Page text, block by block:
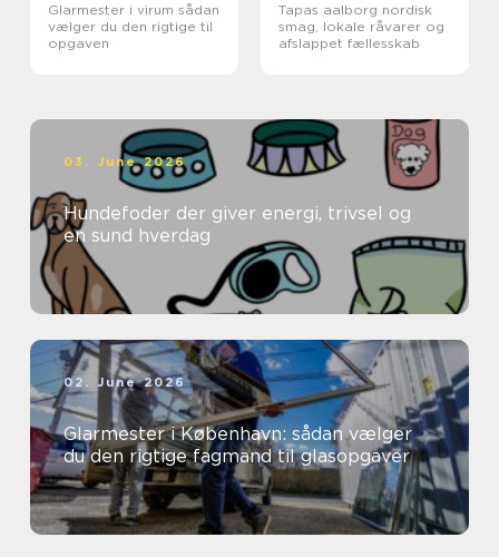
Glarmester i virum sådan
vælger du den rigtige til
opgaven
Tapas aalborg nordisk
smag, lokale råvarer og
afslappet fællesskab
03. June 2026
Hundefoder der giver energi, trivsel og
en sund hverdag
02. June 2026
Glarmester i København: sådan vælger
du den rigtige fagmand til glasopgaver